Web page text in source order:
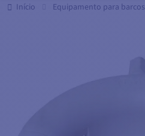
Início Equipamento para barcos